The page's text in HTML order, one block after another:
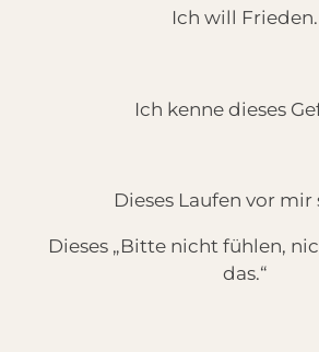
Ich will Frieden.
Ich kenne dieses
Dieses Laufen vor mir
Dieses „Bitte nicht fühlen,
das.“